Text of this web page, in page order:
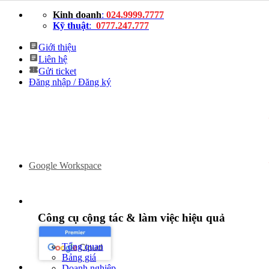
dung
Kinh doanh: 024.9999.7777
Kỹ thuật: 0777.247.777
Giới thiệu
Liên hệ
Gửi ticket
Đăng nhập / Đăng ký
Google Workspace
Công cụ cộng tác & làm việc hiệu quả
Tổng quan
Bảng giá